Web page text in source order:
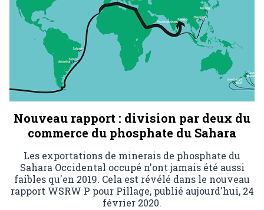
Nouveau rapport : division par deux du
commerce du phosphate du Sahara
Les exportations de minerais de phosphate du
Sahara Occidental occupé n'ont jamais été aussi
faibles qu'en 2019. Cela est révélé dans le nouveau
rapport WSRW P pour Pillage, publié aujourd'hui, 24
février 2020.